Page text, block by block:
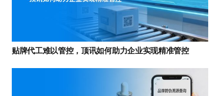
贴牌代工难以管控，顶讯如何助力企业实现精准管控